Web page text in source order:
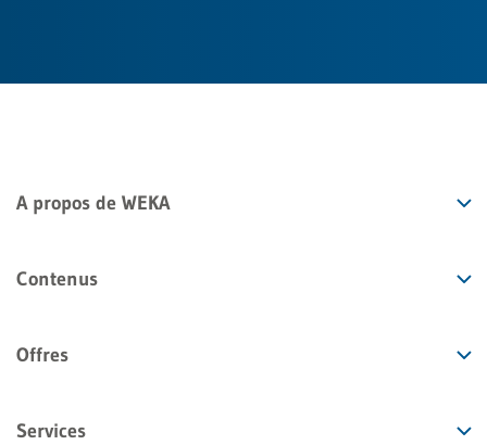
A propos de WEKA
Contenus
Offres
Services